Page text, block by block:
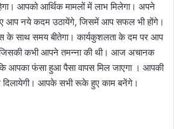
आपको आर्थिक मामलों में लाभ मिलेगा। अपने
आप नये कदम उठायेंगे, जिसमें आप सफल भी होंगे।
के साथ समय बीतेगा। कार्यकुशलता के दम पर आप
कभी आपने तमन्ना की थी। आज अचानक
कि आपका फंसा हुआ पैसा वापस मिल जाएगा । आपकी
दिलायेगी। आपके सभी रूके हुए काम बनेंगे।